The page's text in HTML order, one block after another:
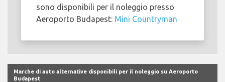
sono disponibili per il noleggio presso
Aeroporto Budapest: Mini Countryman
Marche di auto alternative disponibili per il noleggio su Aeroporto
Budapest